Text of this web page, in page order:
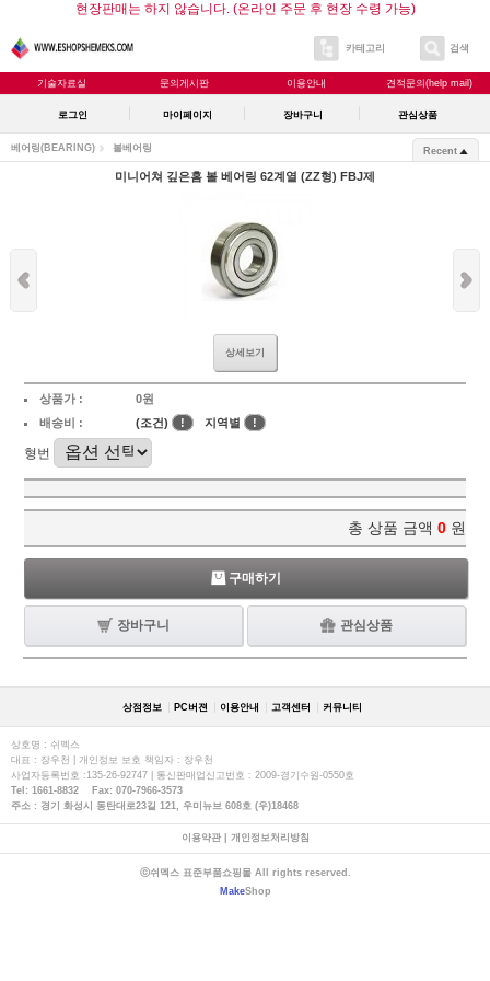
현장판매는 하지 않습니다. (온라인 주문 후 현장 수령 가능)
카테고리 검색
기술자료실 문의게시판 이용안내 견적문의(help mail)
로그인 마이페이지 장바구니 관심상품
베어링(BEARING) 볼베어링 Recent
미니어쳐 깊은홈 볼 베어링 62계열 (ZZ형) FBJ제
상세보기
상품가 :
0원
배송비 :
(조건) ! 지역별 !
형번
총 상품 금액 0 원
구매하기
장바구니 관심상품
상점정보 PC버젼 이용안내 고객센터 커뮤니티
상호명 : 쉬멕스
대표 : 장우천 | 개인정보 보호 책임자 : 장우천
사업자등록번호 :135-26-92747 | 통신판매업신고번호 : 2009-경기수원-0550호
Tel: 1661-8832 Fax: 070-7966-3573
주소 : 경기 화성시 동탄대로23길 121, 우미뉴브 608호 (우)18468
이용약관| 개인정보처리방침
ⓒ쉬멕스 표준부품쇼핑몰 All rights reserved.
MakeShop